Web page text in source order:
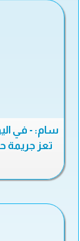
سام: - في
تعز